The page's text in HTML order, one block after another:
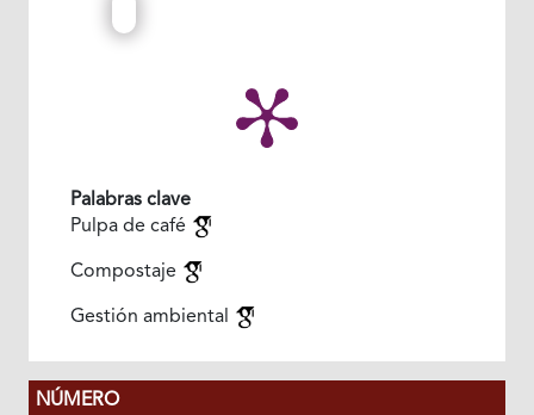
Palabras clave
Pulpa de café
Compostaje
Gestión ambiental
NÚMERO